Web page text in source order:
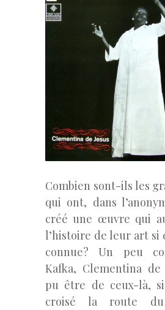
Combien sont-ils les
qui ont, dans
créé une œuvre qui
l’histoire de leur art si
connue? Un peu
Kafka, Clementina de
pu être de ceux-là,
croisé la route